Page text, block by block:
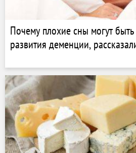
Почему плохие сны могут
развития деменции,